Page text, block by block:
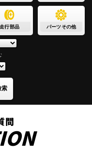
走行部品 パーツその他
索
問